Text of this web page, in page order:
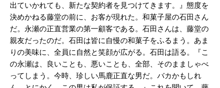
出ていかれても、新たな契約者を見つけてきます。』態度を
決めかねる藤堂の前に、お客が現れた。和菓子屋の石田さん
だ。永瀬の正直営業の第一顧客である。石田さんは、藤堂の
親友だったのだ。石田は皆に自慢の和菓子をふるまう。あま
りの美味に、全員に自然と笑顔が広がる。石田は語る。『こ
の永瀬は、良いことも、悪いことも、全部、そのまましゃべ
ってしまう。今時、珍しい馬鹿正直な男だ。バカかもしれ